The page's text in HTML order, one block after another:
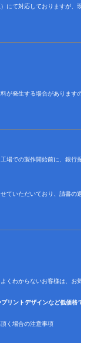
にて対応しておりますが、現
が発生する場合がありますの
場での製作開始前に、銀行振
ていただいており、請書の返
くわからないお客様は、お気
リントデザインなど低価格で
く場合の注意事項